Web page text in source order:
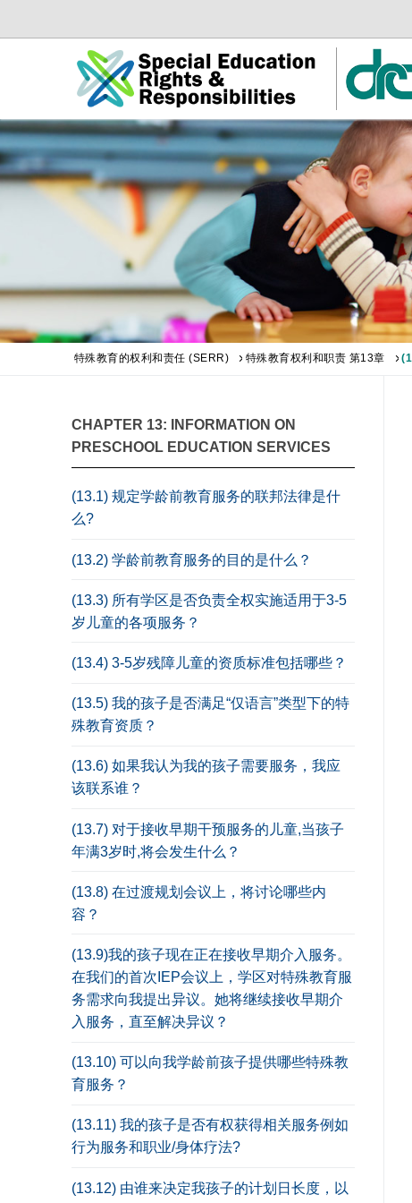
特殊教育的权利和责任 (SERR) 特殊教育权利和职责 第13章
CHAPTER 13: INFORMATION ON
PRESCHOOL EDUCATION SERVICES
(13.1) 规定学龄前教育服务的联邦法律是什
么?
(13.2) 学龄前教育服务的目的是什么？
(13.3) 所有学区是否负责全权实施适用于3-5
岁儿童的各项服务？
(13.4) 3-5岁残障儿童的资质标准包括哪些？
(13.5) 我的孩子是否满足“仅语言”类型下的特
殊教育资质？
(13.6) 如果我认为我的孩子需要服务，我应
该联系谁？
(13.7) 对于接收早期干预服务的儿童,当孩子
年满3岁时,将会发生什么？
(13.8) 在过渡规划会议上，将讨论哪些内
容？
(13.9)我的孩子现在正在接收早期介入服务。
在我们的首次IEP会议上，学区对特殊教育服
务需求向我提出异议。她将继续接收早期介
入服务，直至解决异议？
(13.10) 可以向我学龄前孩子提供哪些特殊教
育服务？
(13.11) 我的孩子是否有权获得相关服务例如
行为服务和职业/身体疗法?
(13.12) 由谁来决定我孩子的计划日长度，以